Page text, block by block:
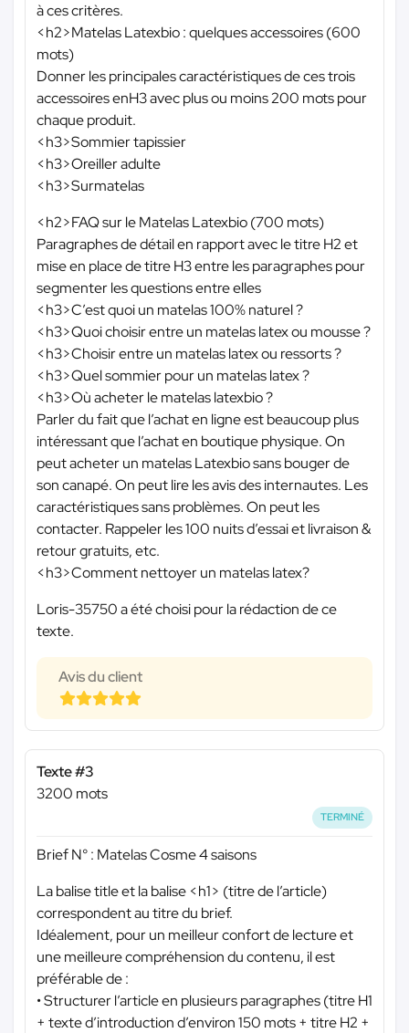
à ces critères.
<h2>Matelas Latexbio : quelques accessoires (600
mots)
Donner les principales caractéristiques de ces trois
accessoires enH3 avec plus ou moins 200 mots pour
chaque produit.
<h3>Sommier tapissier
<h3>Oreiller adulte
<h3>Surmatelas
<h2>FAQ sur le Matelas Latexbio (700 mots)
Paragraphes de détail en rapport avec le titre H2 et
mise en place de titre H3 entre les paragraphes pour
segmenter les questions entre elles
<h3>C’est quoi un matelas 100% naturel ?
<h3>Quoi choisir entre un matelas latex ou mousse ?
<h3>Choisir entre un matelas latex ou ressorts ?
<h3>Quel sommier pour un matelas latex ?
<h3>Où acheter le matelas latexbio ?
Parler du fait que l’achat en ligne est beaucoup plus
intéressant que l’achat en boutique physique. On
peut acheter un matelas Latexbio sans bouger de
son canapé. On peut lire les avis des internautes. Les
caractéristiques sans problèmes. On peut les
contacter. Rappeler les 100 nuits d’essai et livraison &
retour gratuits, etc.
<h3>Comment nettoyer un matelas latex?
Loris-35750 a été choisi pour la rédaction de ce
texte.
Avis du client
Texte #3
3200 mots
TERMINÉ
Brief N° : Matelas Cosme 4 saisons
La balise title et la balise <h1> (titre de l’article)
correspondent au titre du brief.
Idéalement, pour un meilleur confort de lecture et
une meilleure compréhension du contenu, il est
préférable de :
• Structurer l’article en plusieurs paragraphes (titre H1
+ texte d’introduction d’environ 150 mots + titre H2 +